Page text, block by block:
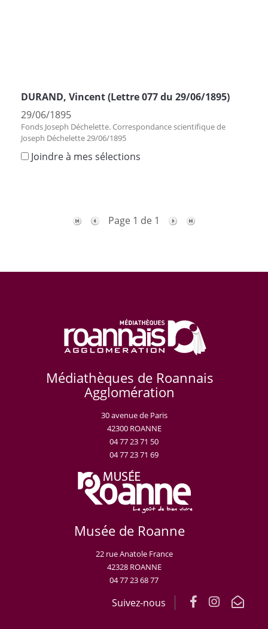
DURAND, Vincent (Lettre 077 du 29/06/1895)
29/06/1895
Fonds Joseph Déchelette. Correspondance scientifique de
Joseph Déchelette 29/06/1895
Joindre à mes sélections
Page 1 de 1
Médiathèques de Roannais
Agglomération
30 avenue de Paris
42300 ROANNE
04 77 23 71 50
04 77 23 71 69
Musée de Roanne
22 rue Anatole France
42328 ROANNE
04 77 23 68 77
Suivez-nous